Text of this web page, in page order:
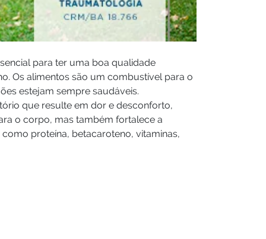
para ter uma boa qualidade
Os alimentos são um combustível para o
estejam sempre saudáveis.
que resulte em dor e desconforto,
o corpo, mas também fortalece a
proteína, betacaroteno, vitaminas,